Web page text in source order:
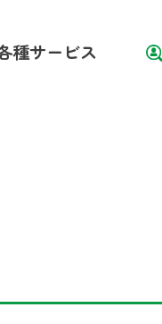
種サービス